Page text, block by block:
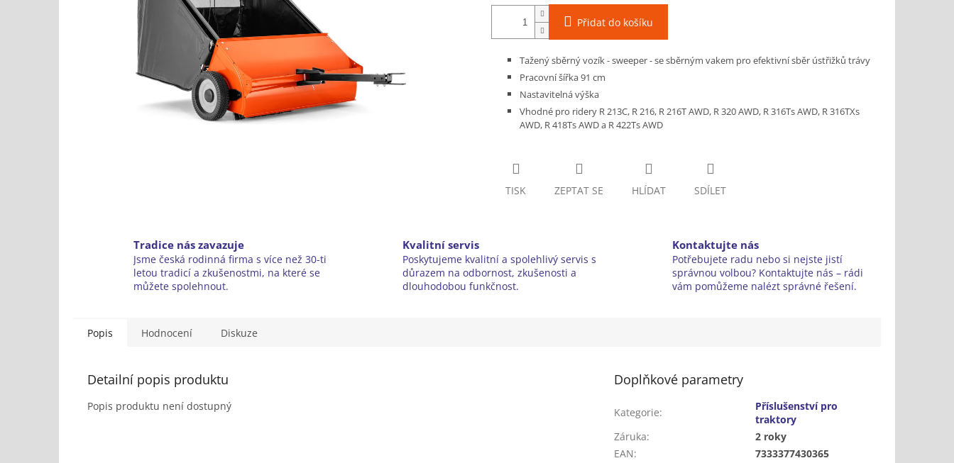
Přidat do košíku
Tažený sběrný vozík - sweeper - se sběrným vakem pro efektivní sběr ústřižků trávy
Pracovní šířka 91 cm
Nastavitelná výška
Vhodné pro ridery R 213C, R 216, R 216T AWD, R 320 AWD, R 316Ts AWD, R 316TXs
AWD, R 418Ts AWD a R 422Ts AWD
TISK ZEPTAT SE HLÍDAT SDÍLET
Tradice nás zavazuje
Jsme česká rodinná firma s více než 30-ti
letou tradicí a zkušenostmi, na které se
můžete spolehnout.
Kvalitní servis
Poskytujeme kvalitní a spolehlivý servis s
důrazem na odbornost, zkušenosti a
dlouhodobou funkčnost.
Kontaktujte nás
Potřebujete radu nebo si nejste jistí
správnou volbou? Kontaktujte nás – rádi
vám pomůžeme nalézt správné řešení.
Popis Hodnocení Diskuze
Detailní popis produktu
Popis produktu není dostupný
Doplňkové parametry
Kategorie:
Příslušenství pro
traktory
Záruka:
2 roky
EAN:
7333377430365